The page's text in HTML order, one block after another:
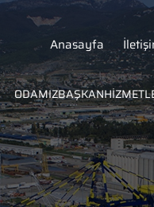
Anasayfa
ODAMIZBAŞKAN